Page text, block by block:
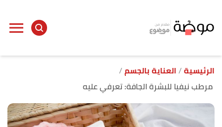
الرئيسية العناية بالجسم
مرطب نيفيا للبشرة الجافة: تعرفي عليه